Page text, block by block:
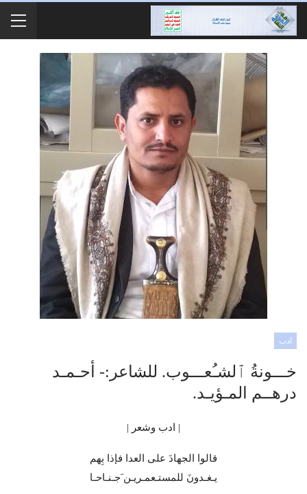
ادب
خـــونةُ ٱلشـُعـــوب. للشاعر:- أحـمـد
درهــم المـؤيـد.
| ادب وشعر |
قالوا الجهادَ على العدا فإذا بِهم
يـغـدونَ للمستـعمـريـن َجـنـاحـا